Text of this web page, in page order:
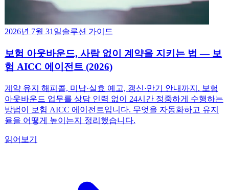
2026년 7월 31일솔루션 가이드
보험 아웃바운드, 사람 없이 계약을 지키는 법 — 보
험 AICC 에이전트 (2026)
계약 유지 해피콜, 미납·실효 예고, 갱신·만기 안내까지. 보험
아웃바운드 업무를 상담 인력 없이 24시간 정중하게 수행하는
방법이 보험 AICC 에이전트입니다. 무엇을 자동화하고 유지
율을 어떻게 높이는지 정리했습니다.
읽어보기